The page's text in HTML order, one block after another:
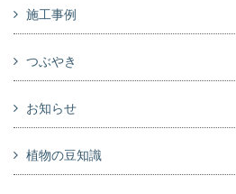
施工事例
つぶやき
お知らせ
植物の豆知識